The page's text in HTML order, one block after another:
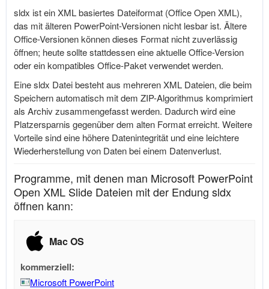
sldx ist ein XML basiertes Dateiformat (Office Open XML),
das mit älteren PowerPoint-Versionen nicht lesbar ist. Ältere
Office-Versionen können dieses Format nicht zuverlässig
öffnen; heute sollte stattdessen eine aktuelle Office-Version
oder ein kompatibles Office-Paket verwendet werden.
Eine sldx Datei besteht aus mehreren XML Dateien, die beim
Speichern automatisch mit dem ZIP-Algorithmus komprimiert
als Archiv zusammengefasst werden. Dadurch wird eine
Platzersparnis gegenüber dem alten Format erreicht. Weitere
Vorteile sind eine höhere Datenintegrität und eine leichtere
Wiederherstellung von Daten bei einem Datenverlust.
Programme, mit denen man Microsoft PowerPoint
Open XML Slide Dateien mit der Endung sldx
öffnen kann:
Mac OS
kommerziell:
Microsoft PowerPoint